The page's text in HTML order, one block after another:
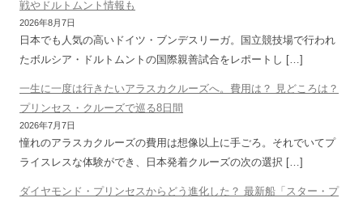
戦やドルトムント情報も
2026年8月7日
日本でも人気の高いドイツ・ブンデスリーガ。国立競技場で行われ
たボルシア・ドルトムントの国際親善試合をレポートし […]
一生に一度は行きたいアラスカクルーズへ。費用は？ 見どころは？
プリンセス・クルーズで巡る8日間
2026年7月7日
憧れのアラスカクルーズの費用は想像以上に手ごろ。それでいてプ
ライスレスな体験ができ、日本発着クルーズの次の選択 […]
ダイヤモンド・プリンセスからどう進化した？ 最新船「スター・プ